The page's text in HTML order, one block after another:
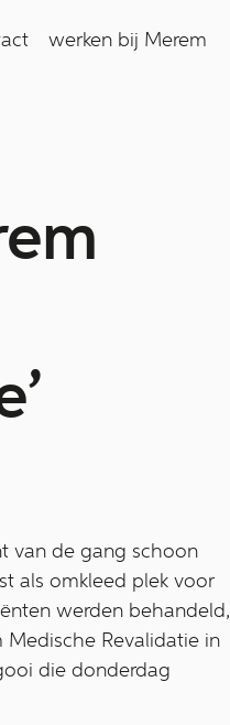
werken bij Merem
van de gang schoon
als omkleed plek voor
werden behandeld,
Revalidatie in
die donderdag